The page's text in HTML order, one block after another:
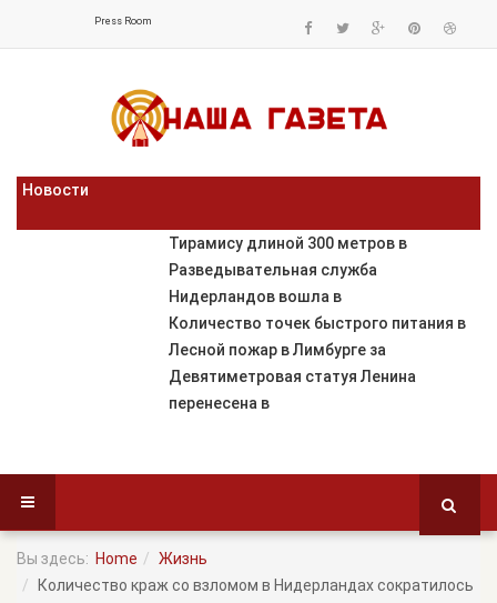
Press Room
Новости
Тирамису длиной 300 метров в
Разведывательная служба
Нидерландов вошла в
Количество точек быстрого питания в
Лесной пожар в Лимбурге за
Девятиметровая статуя Ленина
перенесена в
Вы здесь: Home
Жизнь
Количество краж со взломом в Нидерландах сократилось